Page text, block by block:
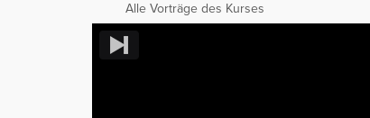
Alle Vorträge des Kurses